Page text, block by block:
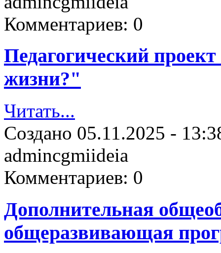
Комментариев: 0
Педагогический
жизни?"
Читать...
Создано 05.11.2025 -
admincgmiideia
Комментариев: 0
Дополнительная
общеразвивающая